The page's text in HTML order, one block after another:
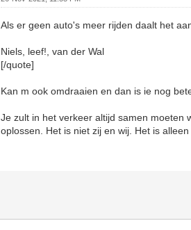
Als er geen auto's meer rijden daalt het
Niels, leef!, van der Wal
[/quote]
Kan m ook omdraaien en dan is ie nog
Je zult in het verkeer altijd samen moeten
oplossen. Het is niet zij en wij. Het is alleen